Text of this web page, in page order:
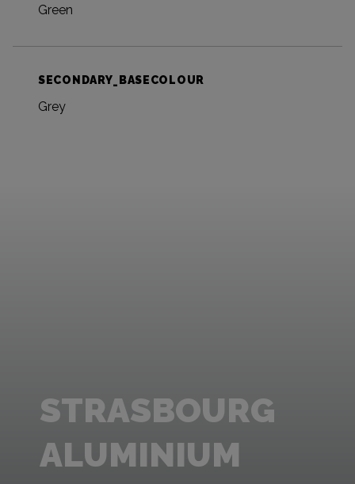
Green
SECONDARY_BASECOLOUR
Grey
STRASBOURG
ALUMINIUM